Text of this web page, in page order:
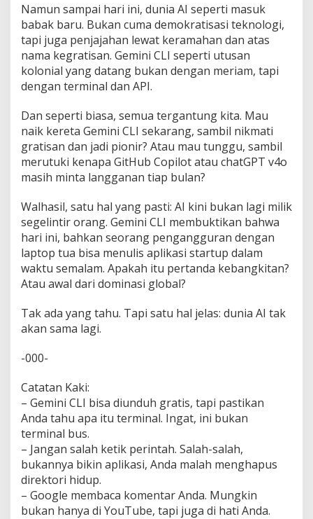
Namun sampai hari ini, dunia AI seperti masuk
babak baru. Bukan cuma demokratisasi teknologi,
tapi juga penjajahan lewat keramahan dan atas
nama kegratisan. Gemini CLI seperti utusan
kolonial yang datang bukan dengan meriam, tapi
dengan terminal dan API.
Dan seperti biasa, semua tergantung kita. Mau
naik kereta Gemini CLI sekarang, sambil nikmati
gratisan dan jadi pionir? Atau mau tunggu, sambil
merutuki kenapa GitHub Copilot atau chatGPT v4o
masih minta langganan tiap bulan?
Walhasil, satu hal yang pasti: AI kini bukan lagi milik
segelintir orang. Gemini CLI membuktikan bahwa
hari ini, bahkan seorang pengangguran dengan
laptop tua bisa menulis aplikasi startup dalam
waktu semalam. Apakah itu pertanda kebangkitan?
Atau awal dari dominasi global?
Tak ada yang tahu. Tapi satu hal jelas: dunia AI tak
akan sama lagi.
-000-
Catatan Kaki:
– Gemini CLI bisa diunduh gratis, tapi pastikan
Anda tahu apa itu terminal. Ingat, ini bukan
terminal bus.
– Jangan salah ketik perintah. Salah-salah,
bukannya bikin aplikasi, Anda malah menghapus
direktori hidup.
– Google membaca komentar Anda. Mungkin
bukan hanya di YouTube, tapi juga di hati Anda.